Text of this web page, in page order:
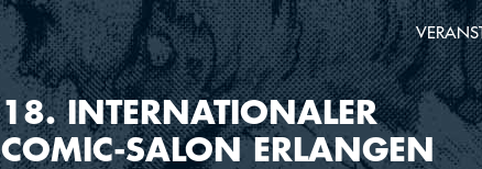
18.INTERNATIONALER
COMIC-SALON ERLANGEN